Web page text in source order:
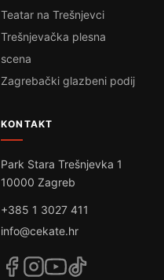
Teatar na Trešnjevci
Trešnjevačka plesna
scena
Zagrebački glazbeni podij
KONTAKT
Park Stara Trešnjevka 1
10000 Zagreb
+385 1 3027 411
info@cekate.hr